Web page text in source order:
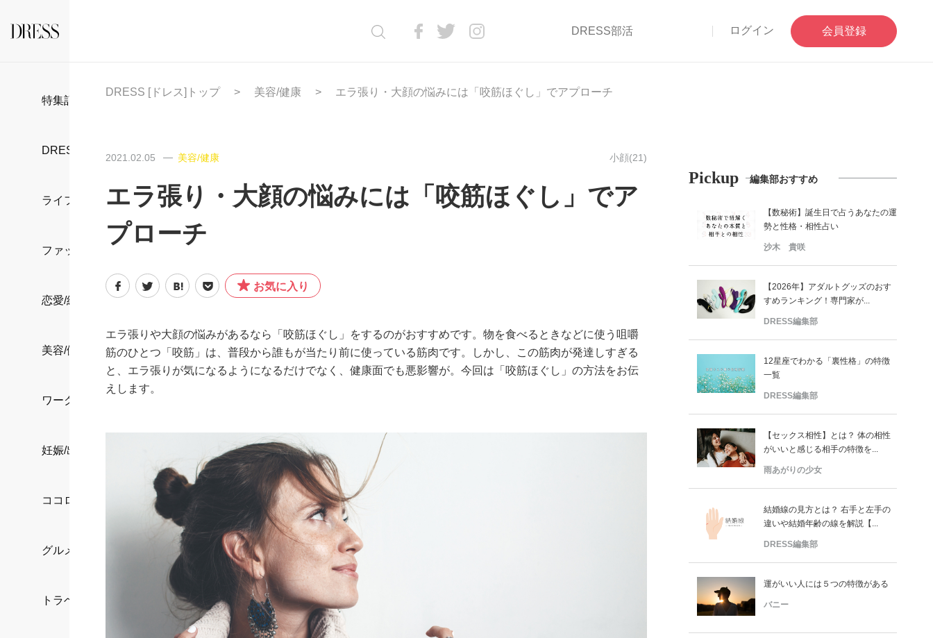
DRESS部活 ログイン 会員登録
特集記事
DRESS部活
ライフスタイル
ファッション
恋愛/結婚/離婚
美容/健康
ワークスタイル
妊娠/出産/家族
ココロ/カラダ
グルメ
トラベル
DRESS [ドレス]トップ 美容/健康 エラ張り・大顔の悩みには「咬筋ほぐし」でアプローチ
2021.02.05 美容/健康 小顔(21)
エラ張り・大顔の悩みには「咬筋ほぐし」でア
プローチ
お気に入り
エラ張りや大顔の悩みがあるなら「咬筋ほぐし」をするのがおすすめです。物を食べるときなどに使う咀嚼
筋のひとつ「咬筋」は、普段から誰もが当たり前に使っている筋肉です。しかし、この筋肉が発達しすぎる
と、エラ張りが気になるようになるだけでなく、健康面でも悪影響が。今回は「咬筋ほぐし」の方法をお伝
えします。
Pickup 編集部おすすめ
【数秘術】誕生日で占うあなたの運
勢と性格・相性占い
沙木 貴咲
【2026年】アダルトグッズのおす
すめランキング！専門家が...
DRESS編集部
12星座でわかる「裏性格」の特徴
一覧
DRESS編集部
【セックス相性】とは？ 体の相性
がいいと感じる相手の特徴を...
雨あがりの少女
結婚線の見方とは？ 右手と左手の
違いや結婚年齢の線を解説【...
DRESS編集部
運がいい人には５つの特徴がある
バニー